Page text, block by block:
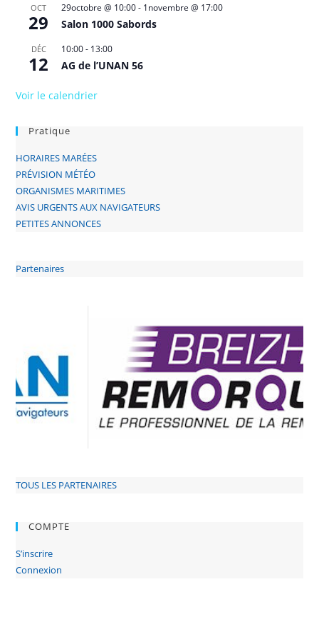
OCT
29
29octobre @ 10:00- 1novembre @ 17:00
Salon 1000 Sabords
DÉC
12
10:00- 13:00
AG de l’UNAN 56
Voir le calendrier
Pratique
HORAIRES MARÉES
PRÉVISION MÉTÉO
ORGANISMES MARITIMES
AVIS URGENTS AUX NAVIGATEURS
PETITES ANNONCES
Partenaires
TOUS LES PARTENAIRES
COMPTE
S’inscrire
Connexion